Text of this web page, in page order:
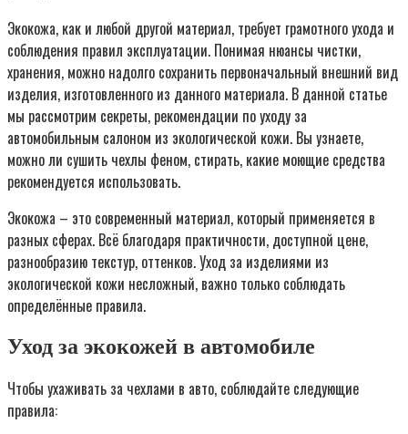
Экокожа, как и любой другой материал, требует грамотного ухода и
соблюдения правил эксплуатации. Понимая нюансы чистки,
хранения, можно надолго сохранить первоначальный внешний вид
изделия, изготовленного из данного материала. В данной статье
мы рассмотрим секреты, рекомендации по уходу за
автомобильным салоном из экологической кожи. Вы узнаете,
можно ли сушить чехлы феном, стирать, какие моющие средства
рекомендуется использовать.
Экокожа – это современный материал, который применяется в
разных сферах. Всё благодаря практичности, доступной цене,
разнообразию текстур, оттенков. Уход за изделиями из
экологической кожи несложный, важно только соблюдать
определённые правила.
Уход за экокожей в автомобиле
Чтобы ухаживать за чехлами в авто, соблюдайте следующие
правила: